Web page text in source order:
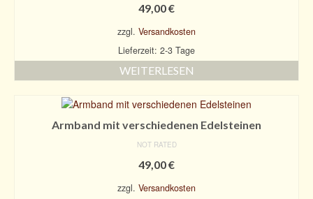
49,00€
zzgl. Versandkosten
Lieferzeit: 2-3 Tage
WEITERLESEN
Armband mit verschiedenen Edelsteinen
NOT RATED
49,00€
zzgl. Versandkosten